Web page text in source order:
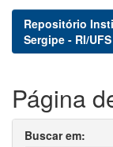
Repositório
Sergipe - RI/UFS
Página
Buscar em: